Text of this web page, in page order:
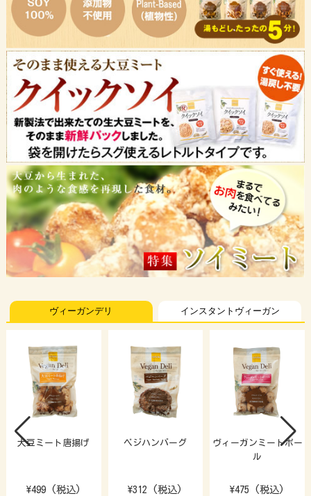
ヴィーガンデリ インスタントヴィーガン
大豆ミート唐揚げ
\499 (税込)
ベジハンバーグ
\312 (税込)
ヴィーガンミートボー
ル
\475 (税込)